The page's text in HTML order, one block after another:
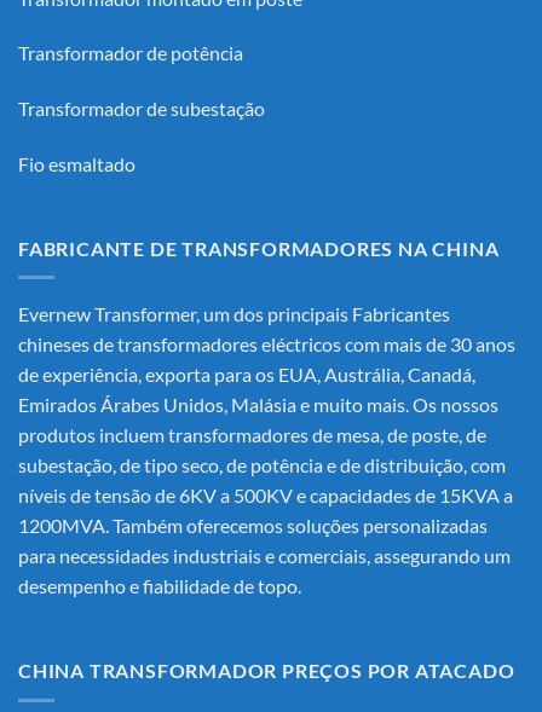
Transformador de potência
Transformador de subestação
Fio esmaltado
FABRICANTE DE TRANSFORMADORES NA CHINA
Evernew Transformer, um dos principais Fabricantes
chineses de transformadores eléctricoscom mais de 30 anos
de experiência, exporta para os EUA, Austrália, Canadá,
Emirados Árabes Unidos, Malásia e muito mais. Os nossos
produtos incluem transformadores de mesa, de poste, de
subestação, de tipo seco, de potência e de distribuição, com
níveis de tensão de 6KV a 500KV e capacidades de 15KVA a
1200MVA. Também oferecemos soluções personalizadas
para necessidades industriais e comerciais, assegurando um
desempenho e fiabilidade de topo.
CHINA TRANSFORMADOR PREÇOS POR ATACADO